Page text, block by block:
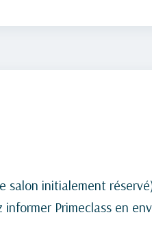
salon initialement
Primeclass en